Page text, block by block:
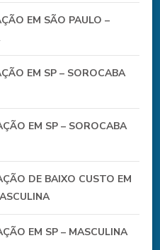
EM SÃO PAULO –
EM SP – SOROCABA
EM SP – SOROCABA
DE BAIXO CUSTO EM
EM SP – MASCULINA